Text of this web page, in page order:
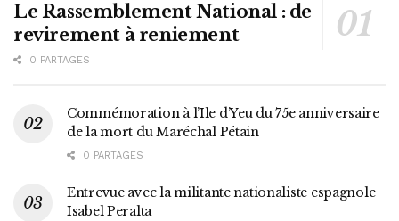
Le Rassemblement National : de
revirement à reniement
0 PARTAGES
Commémoration à l’Ile d’Yeu du 75e anniversaire
de la mort du Maréchal Pétain
0 PARTAGES
Entrevue avec la militante nationaliste espagnole
Isabel Peralta